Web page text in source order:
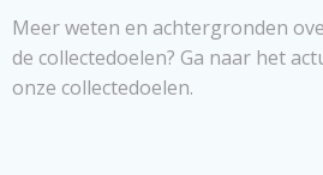
Meer weten en achtergronden
de collectedoelen? Ga naar het
onze collectedoelen.